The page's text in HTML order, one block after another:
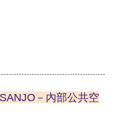
－內部公共空